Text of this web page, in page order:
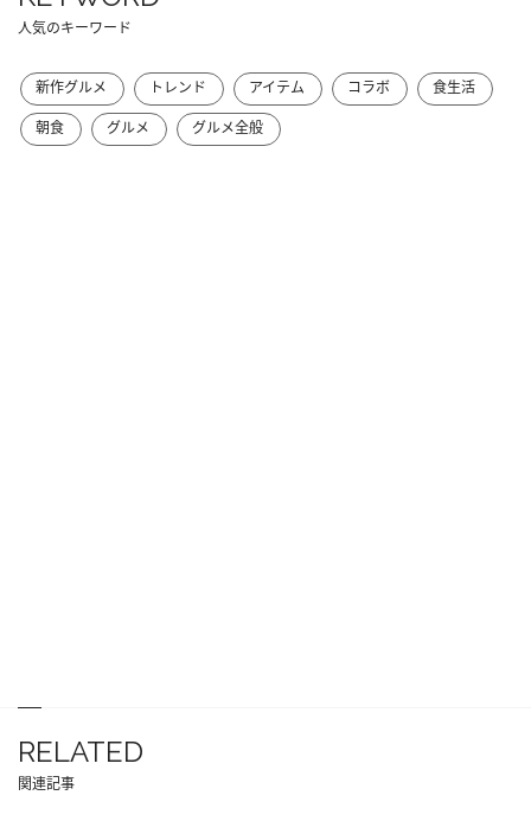
人気のキーワード
新作グルメ トレンド アイテム コラボ
食生活
朝食
グルメ グルメ全般
RELATED
関連記事